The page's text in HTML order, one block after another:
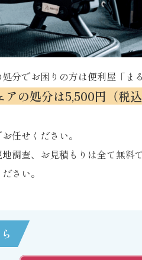
分でお困りの方は便利屋「ま
の処分は5,500円（税込
任せください。
調査、お見積もりは全て無料
さい。